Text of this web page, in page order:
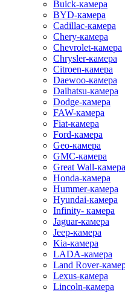
Buick-камера
BYD-камера
Cadillac-камера
Chery-камера
Chevrolet-камера
Chrysler-камера
Citroen-камера
Daewoo-камера
Daihatsu-камера
Dodge-камера
FAW-камера
Fiat-камера
Ford-камера
Geo-камера
GMC-камера
Great Wall-камера
Honda-камера
Hummer-камера
Hyundai-камера
Infinity- камера
Jaguar-камера
Jeep-камера
Kia-камера
LADA-камера
Land Rover-
Lexus-камера
Lincoln-камера